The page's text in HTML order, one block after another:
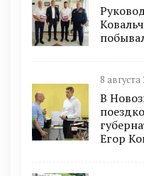
8
В
Егор